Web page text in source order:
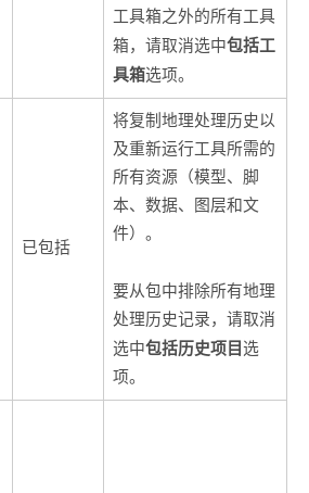
工具箱之外的所有工具
箱，请取消选中包括工
具箱选项。
已包括
将复制地理处理历史以
及重新运行工具所需的
所有资源（模型、脚
本、数据、图层和文
件）。
要从包中排除所有地理
处理历史记录，请取消
选中包括历史项目选
项。